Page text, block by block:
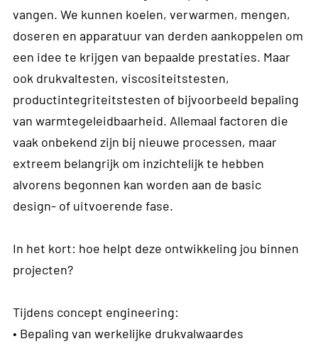
vangen. We kunnen koelen, verwarmen, mengen,
doseren en apparatuur van derden aankoppelen om
een idee te krijgen van bepaalde prestaties. Maar
ook drukvaltesten, viscositeitstesten,
productintegriteitstesten of bijvoorbeeld bepaling
van warmtegeleidbaarheid. Allemaal factoren die
vaak onbekend zijn bij nieuwe processen, maar
extreem belangrijk om inzichtelijk te hebben
alvorens begonnen kan worden aan de basic
design- of uitvoerende fase.
In het kort: hoe helpt deze ontwikkeling jou binnen
projecten?
Tijdens concept engineering:
• Bepaling van werkelijke drukvalwaardes